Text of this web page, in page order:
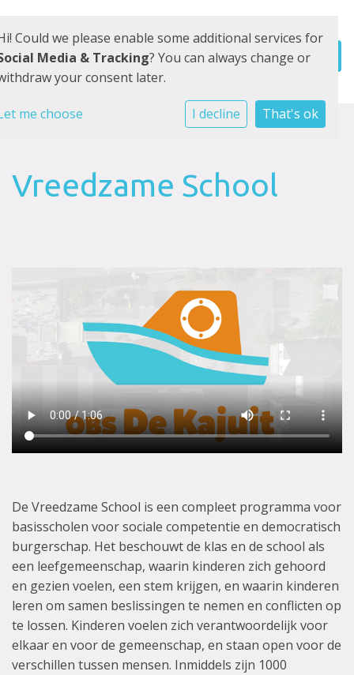
Vreedzame School
De Vreedzame School is een compleet programma voor
basisscholen voor sociale competentie en democratisch
burgerschap. Het beschouwt de klas en de school als
een leefgemeenschap, waarin kinderen zich gehoord
en gezien voelen, een stem krijgen, en waarin kinderen
leren om samen beslissingen te nemen en conflicten op
te lossen. Kinderen voelen zich verantwoordelijk voor
elkaar en voor de gemeenschap, en staan open voor de
verschillen tussen mensen. Inmiddels zijn 1000
Could we please enable some additional services for
Media & Tracking? You can always change or
your consent later.
me choose I decline That's ok